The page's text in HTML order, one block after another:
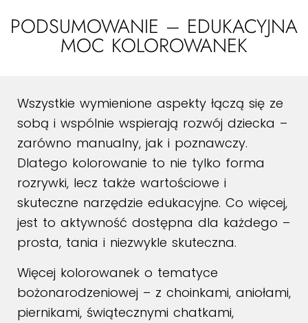
PODSUMOWANIE – EDUKACYJNA
MOC KOLOROWANEK
Wszystkie wymienione aspekty łączą się ze
sobą i wspólnie wspierają rozwój dziecka –
zarówno manualny, jak i poznawczy.
Dlatego kolorowanie to nie tylko forma
rozrywki, lecz także wartościowe i
skuteczne narzędzie edukacyjne. Co więcej,
jest to aktywność dostępna dla każdego –
prosta, tania i niezwykle skuteczna.
Więcej kolorowanek o tematyce
bożonarodzeniowej – z choinkami, aniołami,
piernikami, świątecznymi chatkami,